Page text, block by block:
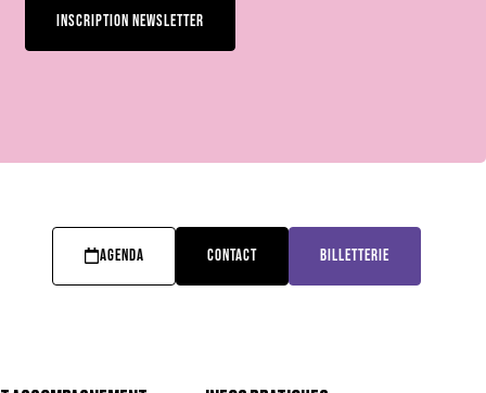
INSCRIPTION NEWSLETTER
AGENDA CONTACT BILLETTERIE